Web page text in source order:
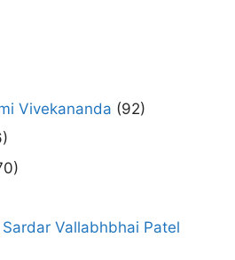
Vivekananda (92)
Sardar Vallabhbhai Patel